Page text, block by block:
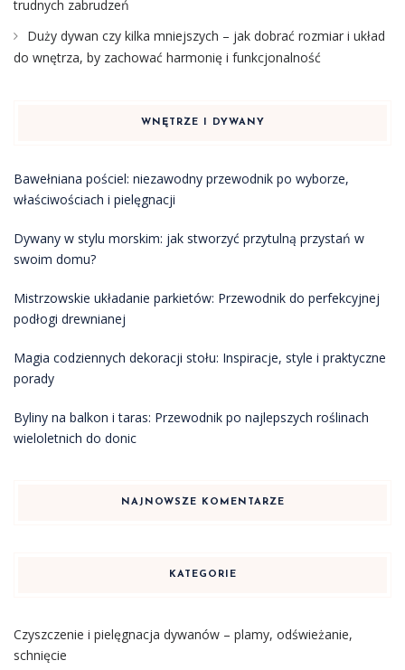
trudnych zabrudzeń
Duży dywan czy kilka mniejszych – jak dobrać rozmiar i układ
do wnętrza, by zachować harmonię i funkcjonalność
WNĘTRZE I DYWANY
Bawełniana pościel: niezawodny przewodnik po wyborze,
właściwościach i pielęgnacji
Dywany w stylu morskim: jak stworzyć przytulną przystań w
swoim domu?
Mistrzowskie układanie parkietów: Przewodnik do perfekcyjnej
podłogi drewnianej
Magia codziennych dekoracji stołu: Inspiracje, style i praktyczne
porady
Byliny na balkon i taras: Przewodnik po najlepszych roślinach
wieloletnich do donic
NAJNOWSZE KOMENTARZE
KATEGORIE
Czyszczenie i pielęgnacja dywanów – plamy, odświeżanie,
schnięcie